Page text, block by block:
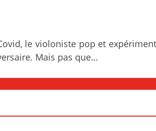
le violoniste pop et
Mais pas que…